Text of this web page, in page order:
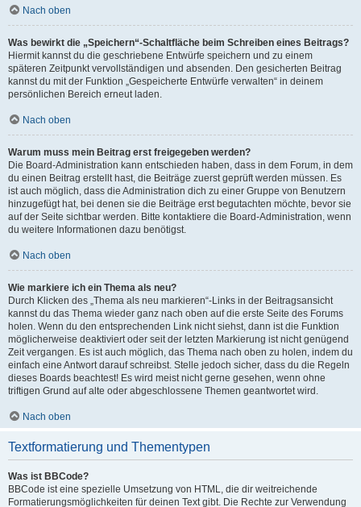
Nach oben
Was bewirkt die „Speichern“-Schaltfläche beim Schreiben eines Beitrags?
Hiermit kannst du die geschriebene Entwürfe speichern und zu einem
späteren Zeitpunkt vervollständigen und absenden. Den gesicherten Beitrag
kannst du mit der Funktion „Gespeicherte Entwürfe verwalten“ in deinem
persönlichen Bereich erneut laden.
Nach oben
Warum muss mein Beitrag erst freigegeben werden?
Die Board-Administration kann entschieden haben, dass in dem Forum, in dem
du einen Beitrag erstellt hast, die Beiträge zuerst geprüft werden müssen. Es
ist auch möglich, dass die Administration dich zu einer Gruppe von Benutzern
hinzugefügt hat, bei denen sie die Beiträge erst begutachten möchte, bevor sie
auf der Seite sichtbar werden. Bitte kontaktiere die Board-Administration, wenn
du weitere Informationen dazu benötigst.
Nach oben
Wie markiere ich ein Thema als neu?
Durch Klicken des „Thema als neu markieren“-Links in der Beitragsansicht
kannst du das Thema wieder ganz nach oben auf die erste Seite des Forums
holen. Wenn du den entsprechenden Link nicht siehst, dann ist die Funktion
möglicherweise deaktiviert oder seit der letzten Markierung ist nicht genügend
Zeit vergangen. Es ist auch möglich, das Thema nach oben zu holen, indem du
einfach eine Antwort darauf schreibst. Stelle jedoch sicher, dass du die Regeln
dieses Boards beachtest! Es wird meist nicht gerne gesehen, wenn ohne
triftigen Grund auf alte oder abgeschlossene Themen geantwortet wird.
Nach oben
Textformatierung und Thementypen
Was ist BBCode?
BBCode ist eine spezielle Umsetzung von HTML, die dir weitreichende
Formatierungsmöglichkeiten für deinen Text gibt. Die Rechte zur Verwendung